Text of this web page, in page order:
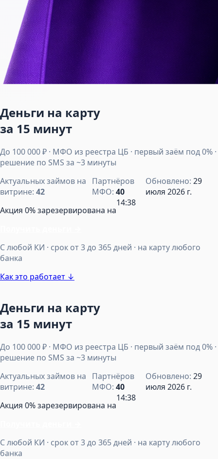
Деньги на карту
за 15 минут
До 100 000 ₽ · МФО из реестра ЦБ · первый заём под 0% ·
решение по SMS за ~3 минуты
Актуальных займов на
витрине: 42
Партнёров
МФО:40
Обновлено: 29
июля 2026 г.
Акция 0% зарезервирована на
14:38
С любой КИ · срок от 3 до 365 дней · на карту любого
банка
Как это работает ↓
Деньги на карту
за 15 минут
До 100 000 ₽ · МФО из реестра ЦБ · первый заём под 0% ·
решение по SMS за ~3 минуты
Актуальных займов на
витрине: 42
Партнёров
МФО:40
Обновлено: 29
июля 2026 г.
Акция 0% зарезервирована на
14:38
С любой КИ · срок от 3 до 365 дней · на карту любого
банка